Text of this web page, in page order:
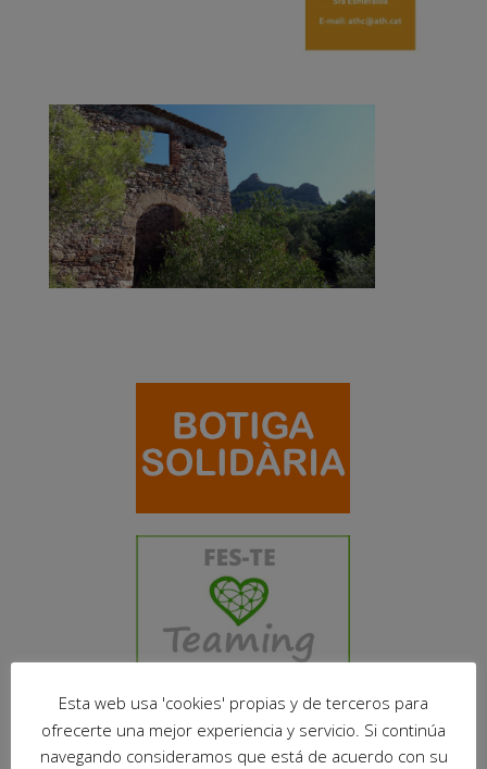
Esta web usa 'cookies' propias y de terceros para
ofrecerte una mejor experiencia y servicio. Si continúa
navegando consideramos que está de acuerdo con su